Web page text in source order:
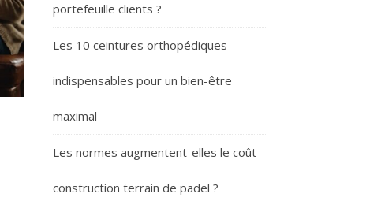
portefeuille clients ?
Les 10 ceintures orthopédiques
indispensables pour un bien-être
maximal
Les normes augmentent-elles le coût
construction terrain de padel ?